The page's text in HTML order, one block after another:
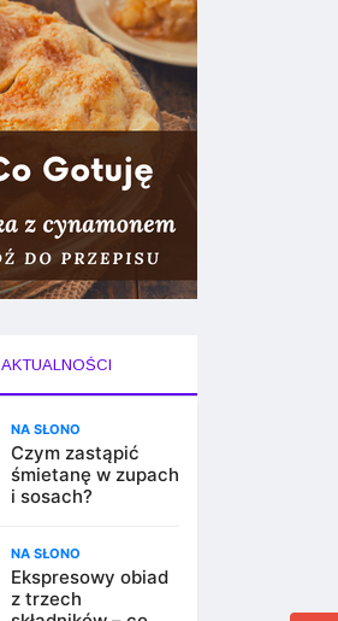
AKTUALNOŚCI
NA SŁONO
Czym zastąpić
śmietanę w zupach
i sosach?
NA SŁONO
Ekspresowy obiad
z trzech